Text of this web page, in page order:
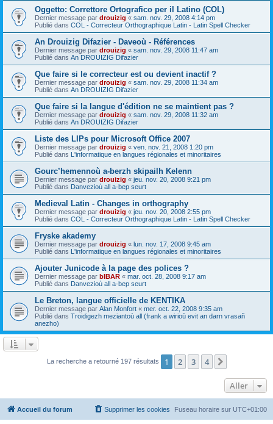
Oggetto: Correttore Ortografico per il Latino (COL)
Dernier message par drouizig « sam. nov. 29, 2008 4:14 pm
Publié dans COL - Correcteur Orthographique Latin - Latin Spell Checker
An Drouizig Difazier - Daveoù - Références
Dernier message par drouizig « sam. nov. 29, 2008 11:47 am
Publié dans An DROUIZIG Difazier
Que faire si le correcteur est ou devient inactif ?
Dernier message par drouizig « sam. nov. 29, 2008 11:34 am
Publié dans An DROUIZIG Difazier
Que faire si la langue d'édition ne se maintient pas ?
Dernier message par drouizig « sam. nov. 29, 2008 11:32 am
Publié dans An DROUIZIG Difazier
Liste des LIPs pour Microsoft Office 2007
Dernier message par drouizig « ven. nov. 21, 2008 1:20 pm
Publié dans L'informatique en langues régionales et minoritaires
Gourc’hemennoù a-berzh skipailh Kelenn
Dernier message par drouizig « jeu. nov. 20, 2008 9:21 pm
Publié dans Danvezioù all a-bep seurt
Medieval Latin - Changes in orthography
Dernier message par drouizig « jeu. nov. 20, 2008 2:55 pm
Publié dans COL - Correcteur Orthographique Latin - Latin Spell Checker
Fryske akademy
Dernier message par drouizig « lun. nov. 17, 2008 9:45 am
Publié dans L'informatique en langues régionales et minoritaires
Ajouter Junicode à la page des polices ?
Dernier message par bIBAR « mar. oct. 28, 2008 9:17 am
Publié dans Danvezioù all a-bep seurt
Le Breton, langue officielle de KENTIKA
Dernier message par Alan Monfort « mer. oct. 22, 2008 9:35 am
Publié dans Troidigezh meziantoù all (frank a wirioù evit an darn vrasañ
anezho)
La recherche a retourné 197 résultats 1 2 3 4
Aller
Accueil du forum Fuseau horaire sur UTC+01:00
Supprimer les cookies